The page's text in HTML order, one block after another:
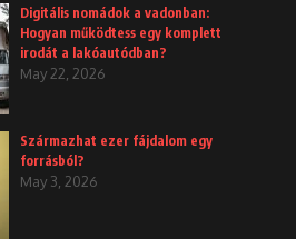
Digitális nomádok a vadonban:
Hogyan működtess egy komplett
irodát a lakóautódban?
May 22, 2026
Származhat ezer fájdalom egy
forrásból?
May 3, 2026